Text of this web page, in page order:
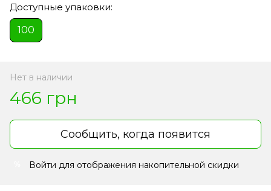
Доступные упаковки:
100
Нет в наличии
466 грн
Сообщить, когда появится
Войти для отображения накопительной скидки